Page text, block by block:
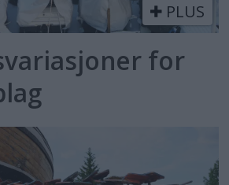
PLUS
for